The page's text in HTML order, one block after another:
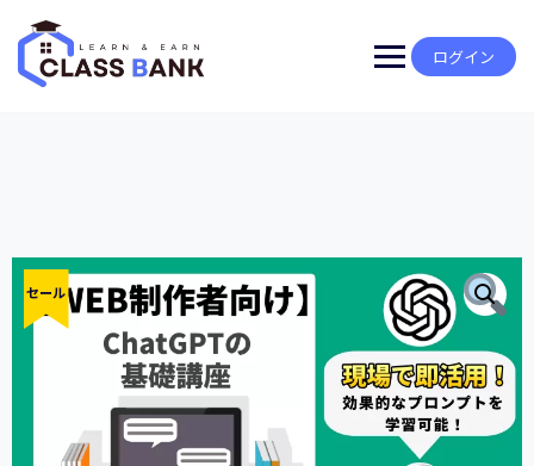
content
ログイン
セール